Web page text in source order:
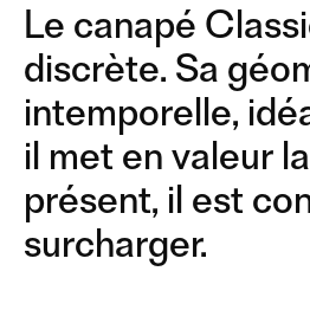
3SEATER
Le canapé
discrète. Sa
intemporelle,
il met en valeur
présent, il est
surcharger.